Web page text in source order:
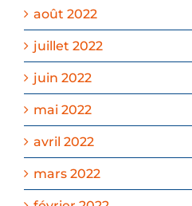
août 2022
juillet 2022
juin 2022
mai 2022
avril 2022
mars 2022